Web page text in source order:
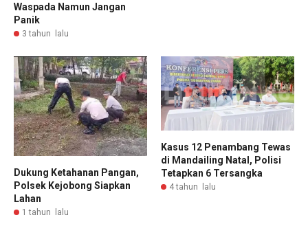
Waspada Namun Jangan
Panik
3 tahun lalu
Dukung Ketahanan Pangan,
Polsek Kejobong Siapkan
Lahan
1 tahun lalu
Kasus 12 Penambang Tewas
di Mandailing Natal, Polisi
Tetapkan 6 Tersangka
4 tahun lalu